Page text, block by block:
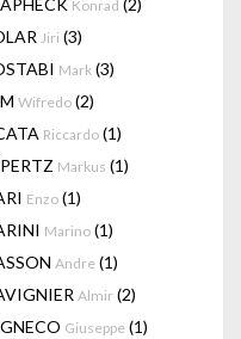
Konrad (2)
Jiri (3)
Mark (3)
Wifredo (2)
Riccardo (1)
Markus (1)
Enzo (1)
Marino (1)
Andre (1)
Almir (2)
Giuseppe (1)